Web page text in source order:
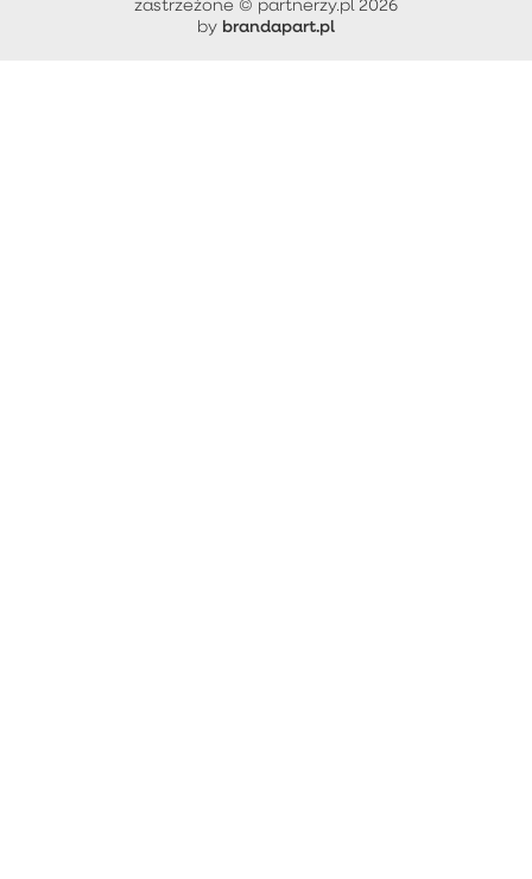
zastrzeżone © partnerzy.pl 2026
by brandapart.pl